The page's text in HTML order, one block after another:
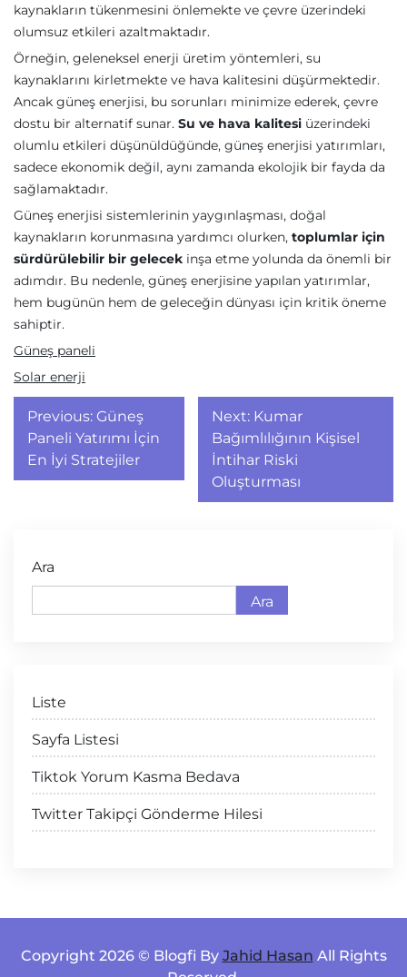
kaynakların tükenmesini önlemekte ve çevre üzerindeki
olumsuz etkileri azaltmaktadır.
Örneğin, geleneksel enerji üretim yöntemleri, su
kaynaklarını kirletmekte ve hava kalitesini düşürmektedir.
Ancak güneş enerjisi, bu sorunları minimize ederek, çevre
dostu bir alternatif sunar. Su ve hava kalitesi üzerindeki
olumlu etkileri düşünüldüğünde, güneş enerjisi yatırımları,
sadece ekonomik değil, aynı zamanda ekolojik bir fayda da
sağlamaktadır.
Güneş enerjisi sistemlerinin yaygınlaşması, doğal
kaynakların korunmasına yardımcı olurken, toplumlar için
sürdürülebilir bir gelecek inşa etme yolunda da önemli bir
adımdır. Bu nedenle, güneş enerjisine yapılan yatırımlar,
hem bugünün hem de geleceğin dünyası için kritik öneme
sahiptir.
Güneş paneli
Solar enerji
Yazı
gezinmesi
Previous: Güneş
Paneli Yatırımı İçin
En İyi Stratejiler
Next: Kumar
Bağımlılığının Kişisel
İntihar Riski
Oluşturması
Ara
Ara
Liste
Sayfa Listesi
Tiktok Yorum Kasma Bedava
Twitter Takipçi Gönderme Hilesi
Copyright 2026 © Blogfi By Jahid Hasan All Rights